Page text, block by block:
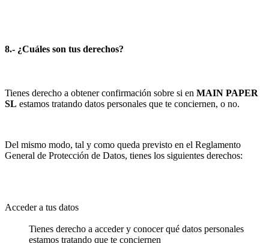
8.- ¿Cuáles son tus derechos?
Tienes derecho a obtener confirmación sobre si en MAIN PAPER
SL estamos tratando datos personales que te conciernen, o no.
Del mismo modo, tal y como queda previsto en el Reglamento
General de Protección de Datos, tienes los siguientes derechos:
Acceder a tus datos
Tienes derecho a acceder y conocer qué datos personales
estamos tratando que te conciernen